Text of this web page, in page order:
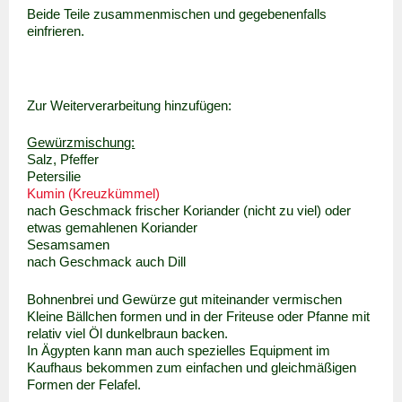
Beide Teile zusammenmischen und gegebenenfalls
einfrieren.
Zur Weiterverarbeitung hinzufügen:
Gewürzmischung:
Salz, Pfeffer
Petersilie
Kumin (Kreuzkümmel)
nach Geschmack frischer Koriander (nicht zu viel) oder
etwas gemahlenen Koriander
Sesamsamen
nach Geschmack auch Dill
Bohnenbrei und Gewürze gut miteinander vermischen
Kleine Bällchen formen und in der Friteuse oder Pfanne mit
relativ viel Öl dunkelbraun backen.
In Ägypten kann man auch spezielles Equipment im
Kaufhaus bekommen zum einfachen und gleichmäßigen
Formen der Felafel.